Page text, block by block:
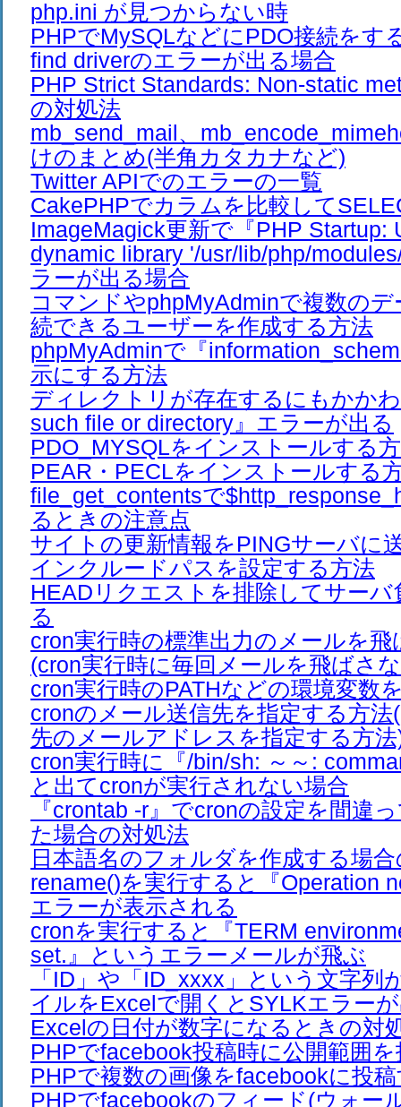
php.ini が見つからない時
PHPでMySQLなどにPDO接続をす
find driverのエラーが出る場合
PHP Strict Standards: Non-static
の対処法
mb_send_mail、
けのまとめ(半角カタカナなど)
Twitter APIでのエラーの一覧
CakePHPでカラムを比較して
ImageMagick更新で『PHP Startup:
dynamic library '/usr/lib/php/
ラーが出る場合
コマンドやphpMyAdminで複数の
続できるユーザーを作成する方法
phpMyAdminで『
示にする方法
ディレクトリが存在するにもかか
such file or directory』エラーが出る
PDO_MYSQLをインストールする
PEAR・PECLをインストールする
file_get_contentsで
るときの注意点
サイトの更新情報をPINGサーバに
インクルードパスを設定する方法
HEADリクエストを排除してサーバ
る
cron実行時の標準出力のメールを
(cron実行時に毎回メールを飛ばさ
cron実行時のPATHなどの環境変数
cronのメール送信先を指定する方
先のメールアドレスを指定する方
cron実行時に『/bin/sh: ～～:
と出てcronが実行されない場合
『crontab -r』でcronの設定を間違
た場合の対処法
日本語名のフォルダを作成する場
rename()を実行すると『Operation
エラーが表示される
cronを実行すると『TERM
set.』というエラーメールが飛ぶ
「ID」や「ID_xxxx」という文字列
イルをExcelで開くとSYLKエラー
Excelの日付が数字になるときの対
PHPでfacebook投稿時に公開範囲
PHPで複数の画像をfacebookに投
PHPでfacebookのフィード(ウォー